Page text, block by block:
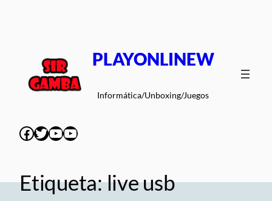
PLAYONLINEW
Informática/Unboxing/Juegos
Facebook
Twitter
YouTube
YouTube
Etiqueta:live usb